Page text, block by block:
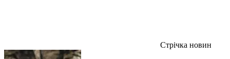
Стрічка новин